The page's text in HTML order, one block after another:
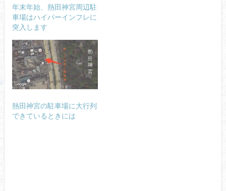
年末年始、熱田神宮周辺駐
車場はハイパーインフレに
突入します
熱田神宮の駐車場に大行列
できているときには